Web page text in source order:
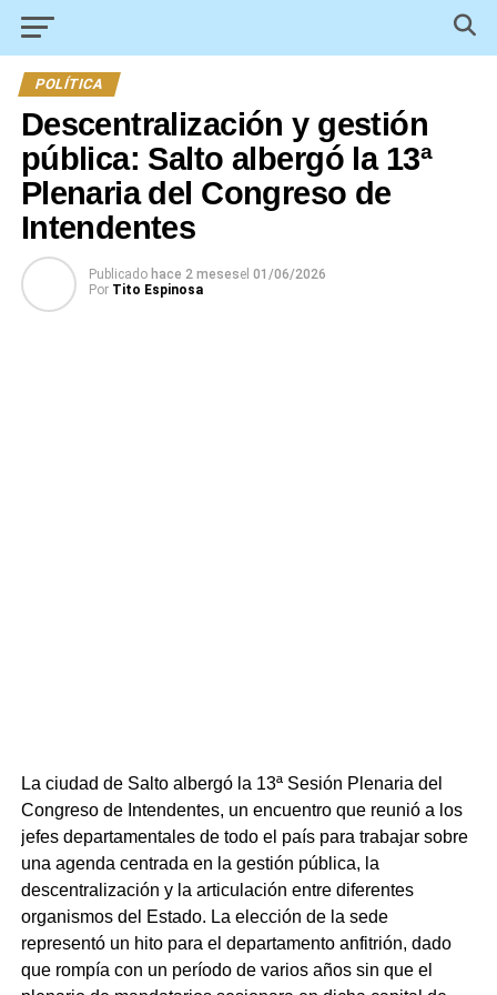
POLÍTICA
Descentralización y gestión
pública: Salto albergó la 13ª
Plenaria del Congreso de
Intendentes
Publicado hace 2 mesesel 01/06/2026
Por Tito Espinosa
La ciudad de Salto albergó la 13ª Sesión Plenaria del
Congreso de Intendentes, un encuentro que reunió a los
jefes departamentales de todo el país para trabajar sobre
una agenda centrada en la gestión pública, la
descentralización y la articulación entre diferentes
organismos del Estado. La elección de la sede
representó un hito para el departamento anfitrión, dado
que rompía con un período de varios años sin que el